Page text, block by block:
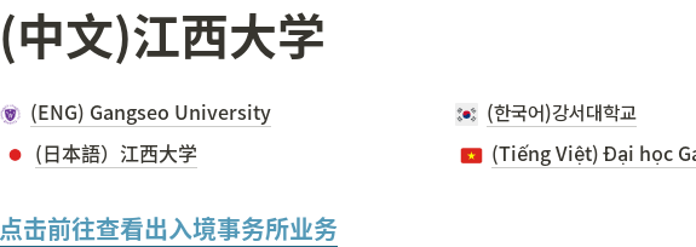
(中文)江西大学
(ENG) Gangseo University
(日本語）江西大学
(한국어)강서대학교
(Tiếng Việt) Đại học
点击前往查看出入境事务所业务